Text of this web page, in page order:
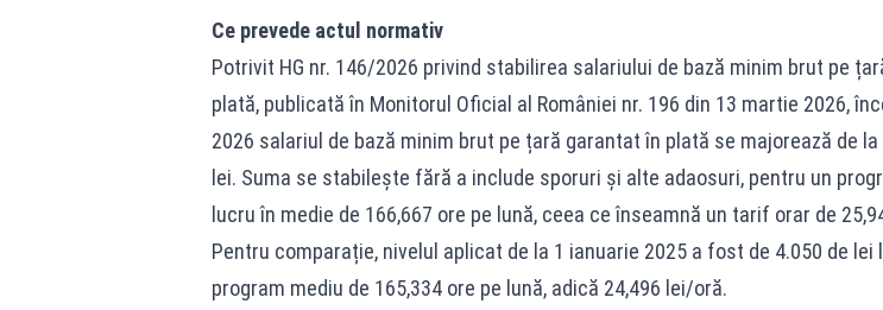
Ce prevede actul normativ
Potrivit HG nr. 146/2026 privind stabilirea salariului de bază minim brut pe
plată, publicată în Monitorul Oficial al României nr. 196 din 13 martie 2026,
2026 salariul de bază minim brut pe țară garantat în plată se majorează de la
lei. Suma se stabilește fără a include sporuri și alte adaosuri, pentru un
lucru în medie de 166,667 ore pe lună, ceea ce înseamnă un tarif orar de
Pentru comparație, nivelul aplicat de la 1 ianuarie 2025 a fost de 4.050 de lei
program mediu de 165,334 ore pe lună, adică 24,496 lei/oră.